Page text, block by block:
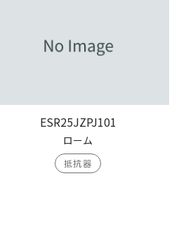
ESR25JZPJ101
ローム
抵抗器